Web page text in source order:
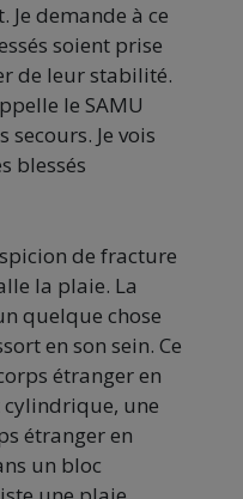
Je demande à ce
soient prise
de leur stabilité.
le SAMU
secours. Je vois
blessés
de fracture
la plaie. La
quelque chose
en son sein. Ce
étranger en
une
étranger en
un bloc